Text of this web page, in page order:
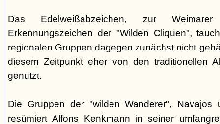
Das Edelweißabzeichen, zur
Erkennungszeichen der "Wilden Cliquen",
regionalen Gruppen dagegen zunächst nicht
diesem Zeitpunkt eher von den traditionellen
genutzt.
Die Gruppen der "wilden Wanderer", Navajos
resümiert Alfons Kenkmann in seiner